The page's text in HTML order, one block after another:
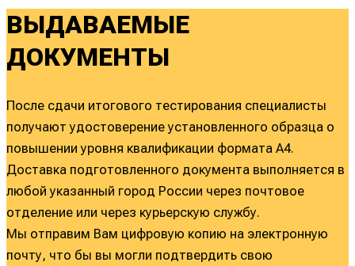
ВЫДАВАЕМЫЕ
ДОКУМЕНТЫ
После сдачи итогового тестирования специалисты
получают удостоверение установленного образца о
повышении уровня квалификации формата А4.
Доставка подготовленного документа выполняется в
любой указанный город России через почтовое
отделение или через курьерскую службу.
Мы отправим Вам цифровую копию на электронную
почту, что бы вы могли подтвердить свою